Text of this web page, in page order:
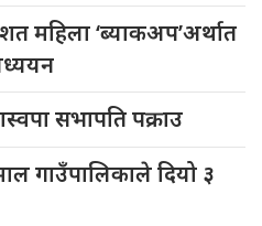
महिला ‘ब्याकअप’अर्थात
सभापति पक्राउ
गाउँपालिकाले दियो ३